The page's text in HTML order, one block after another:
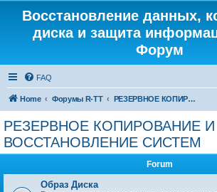
Восстановление данных,
диска и защита
Форум
FAQ
Home Форумы R-TT РЕЗЕРВНОЕ КОПИРОВАНИЕ И ВОССТАНОВЛЕНИЕ СИСТЕМ
РЕЗЕРВНОЕ КОПИРОВАНИЕ И
ВОССТАНОВЛЕНИЕ СИСТЕМ
Forum
Образ Диска